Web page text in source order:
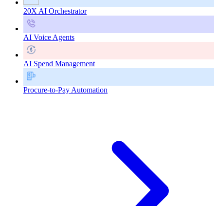
20X AI Orchestrator
AI Voice Agents
AI Spend Management
Procure-to-Pay Automation